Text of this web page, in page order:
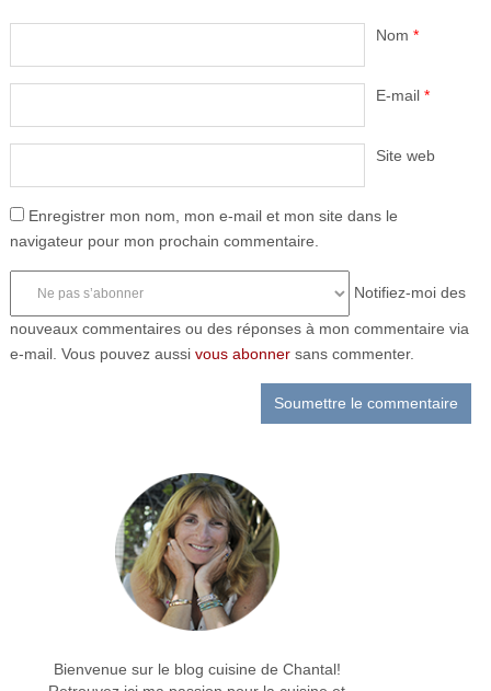
Nom *
E-mail *
Site web
Enregistrer mon nom, mon e-mail et mon site dans le
navigateur pour mon prochain commentaire.
Notifiez-moi des
nouveaux commentaires ou des réponses à mon commentaire via
e-mail. Vous pouvez aussi vous abonnersans commenter.
Bienvenue sur le blog cuisine de Chantal!